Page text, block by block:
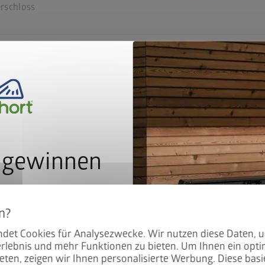
Cookies für Analysezwecke. Wir nutzen diese Daten,
und mehr Funktionen zu bieten. Um Ihnen ein
zeigen wir Ihnen personalisierte Werbung. Diese
er aufgeräumt ist. Genau dafür bietet der StoreMax
werden kann. Ob Rasenmäher-Garage,
für alles!
schnellen Zugriff. Anders als bei herkömmlichen
kann ein Deckel plötzlich herunterklappen. Mit dem
Newsletter an und
im Lostopf.